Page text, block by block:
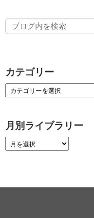
カテゴリー
月別ライブラリー